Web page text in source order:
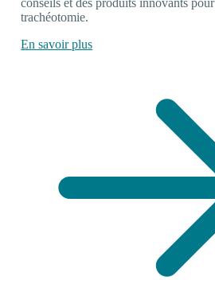
trachéotomie.
En savoir plus